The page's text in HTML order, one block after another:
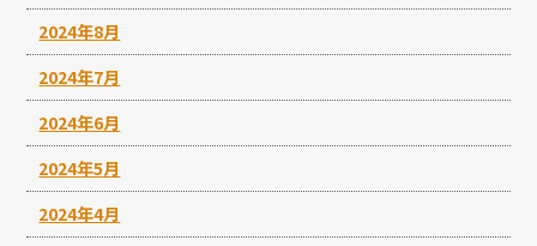
2024年8月
2024年7月
2024年6月
2024年5月
2024年4月